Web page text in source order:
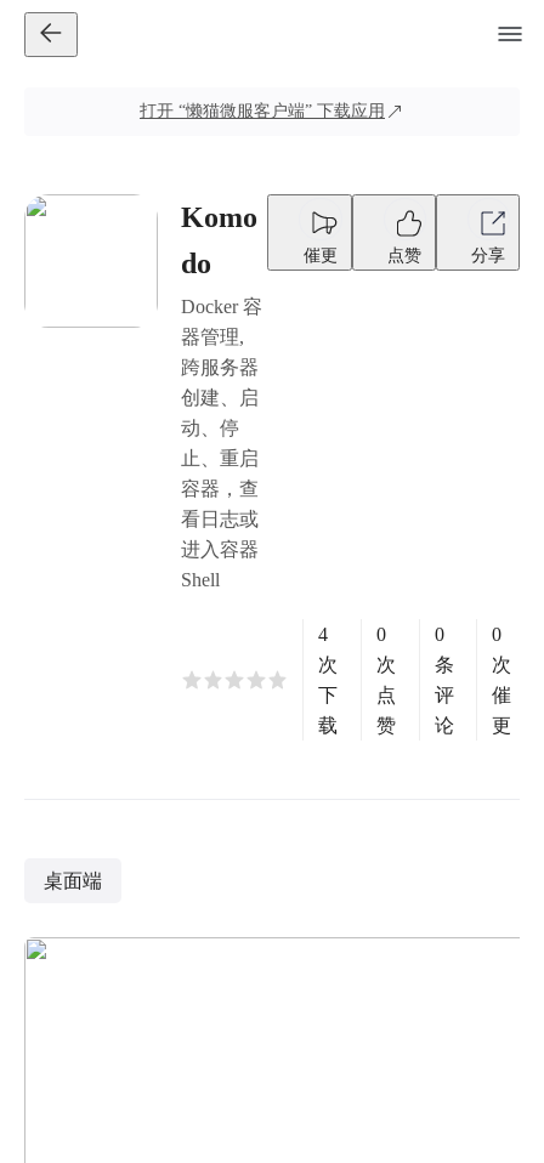
打开 “懒猫微服客户端” 下载应用
Komo
do
Docker 容
器管理,
跨服务器
创建、启
动、停
止、重启
容器，查
看日志或
进入容器
Shell
催更 点赞 分享
4
次
下
载
0
次
点
赞
0
条
评
论
0
次
催
更
桌面端